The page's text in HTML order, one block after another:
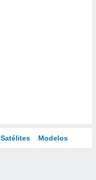
Satélites Modelos